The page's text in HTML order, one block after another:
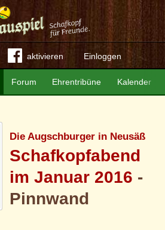
aktivieren Einloggen
Forum Ehrentribüne Kalender
Die Augschburger in Neusäß
Schafkopfabend
im Januar 2016 -
Pinnwand